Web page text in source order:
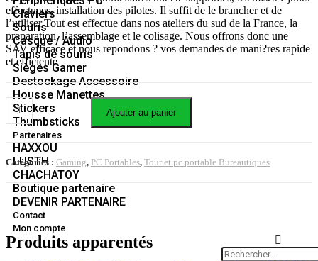
Claviers
Souris
Casque / Audio
Tapis de souris
Sièges Gamer
Destockage Accessoire
Housse Manettes
Stickers
Thumbsticks
Partenaires
HAXXOU
LUSTH
CHACHATOY
Boutique partenaire
DEVENIR PARTENAIRE
Contact
Mon compte
effectuees, installation des pilotes. Il suffit de le brancher et de
l’utiliser.Tout est effectue dans nos ateliers du sud de la France, la
preparation, l’assemblage et le colisage. Nous offrons donc une
SAV efficace et nous repondons ? vos demandes de mani?res rapide
et efficiente
Ajouter au panier
Catégories : Gaming, PC Portables, Tour et pc portable Bureautiques
Produits apparentés